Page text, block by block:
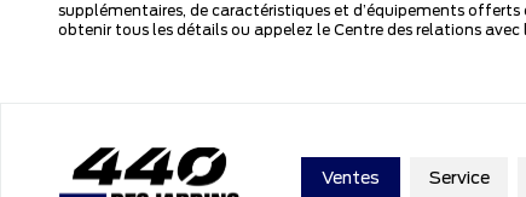
supplémentaires, de caractéristiques et d’équipements
obtenir tous les détails ou appelez le Centre des relations
Ventes Service